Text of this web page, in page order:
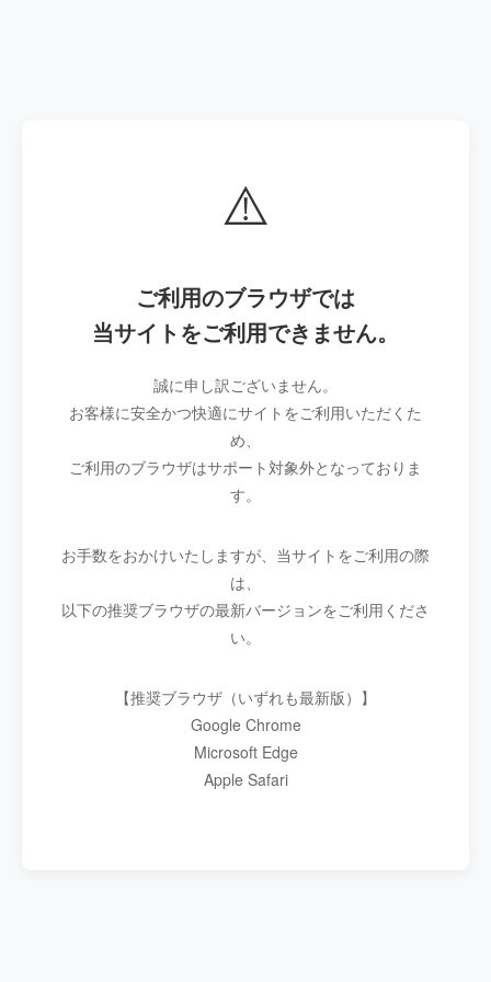
⚠️
ご利用のブラウザでは
当サイトをご利用できません。
誠に申し訳ございません。
お客様に安全かつ快適にサイトをご利用いただくた
め、
ご利用のブラウザはサポート対象外となっておりま
す。
お手数をおかけいたしますが、当サイトをご利用の際
は、
以下の推奨ブラウザの最新バージョンをご利用くださ
い。
【推奨ブラウザ（いずれも最新版）】
Google Chrome
Microsoft Edge
Apple Safari